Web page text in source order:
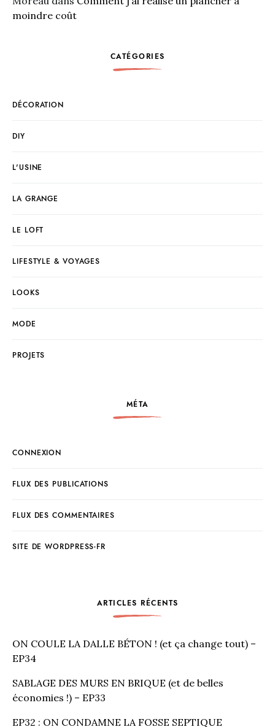
moindre coût
CATÉGORIES
DÉCORATION
DIY
L'USINE
LA GRANGE
LE LOFT
LIFESTYLE & VOYAGES
LOOKS
MODE
PROJETS
MÉTA
CONNEXION
FLUX DES PUBLICATIONS
FLUX DES COMMENTAIRES
SITE DE WORDPRESS-FR
ARTICLES RÉCENTS
ON COULE LA DALLE BÉTON ! (et ça change tout) –
EP34
SABLAGE DES MURS EN BRIQUE (et de belles
économies !) – EP33
EP32 : ON CONDAMNE LA FOSSE SEPTIQUE